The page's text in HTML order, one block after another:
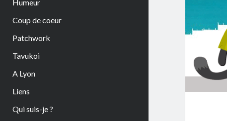
Humeur
Coup de coeur
Patchwork
Tavukoi
A Lyon
Liens
Qui suis-je ?